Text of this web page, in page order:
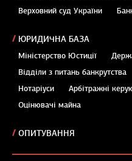
Верховний суд України
ЮРИДИЧНА БАЗА
Міністерство Юстиції
Відділи з питань банкрутства
Нотаріуси
Арбітражні
Оцінювачі майна
ОПИТУВАННЯ